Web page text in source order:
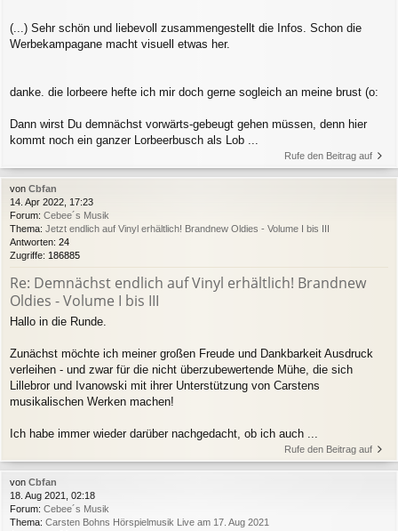
(...) Sehr schön und liebevoll zusammengestellt die Infos. Schon die
Werbekampagane macht visuell etwas her.
danke. die lorbeere hefte ich mir doch gerne sogleich an meine brust (o:
Dann wirst Du demnächst vorwärts-gebeugt gehen müssen, denn hier
kommt noch ein ganzer Lorbeerbusch als Lob ...
Rufe den Beitrag auf
von Cbfan
14. Apr 2022, 17:23
Forum: Cebee´s Musik
Thema: Jetzt endlich auf Vinyl erhältlich! Brandnew Oldies - Volume I bis III
Antworten: 24
Zugriffe: 186885
Re: Demnächst endlich auf Vinyl erhältlich! Brandnew
Oldies - Volume I bis III
Hallo in die Runde.
Zunächst möchte ich meiner großen Freude und Dankbarkeit Ausdruck
verleihen - und zwar für die nicht überzubewertende Mühe, die sich
Lillebror und Ivanowski mit ihrer Unterstützung von Carstens
musikalischen Werken machen!
Ich habe immer wieder darüber nachgedacht, ob ich auch ...
Rufe den Beitrag auf
von Cbfan
18. Aug 2021, 02:18
Forum: Cebee´s Musik
Thema: Carsten Bohns Hörspielmusik Live am 17. Aug 2021